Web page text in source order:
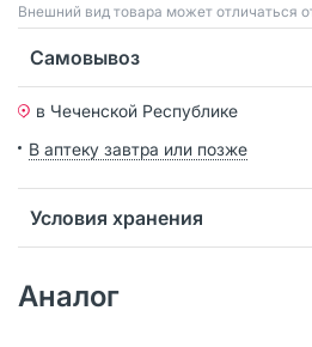
Bнешний вид товара может отличаться
Самовывоз
в Чеченской Республике
В аптеку завтра или позже
Условия хранения
Аналог